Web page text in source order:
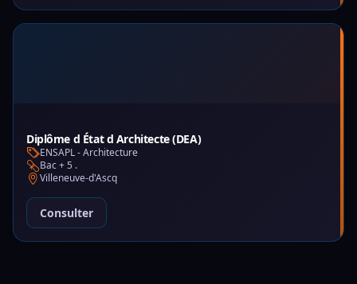
Diplôme d État d Architecte (DEA)
ENSAPL - Architecture
Bac + 5 .
Villeneuve-d'Ascq
Consulter